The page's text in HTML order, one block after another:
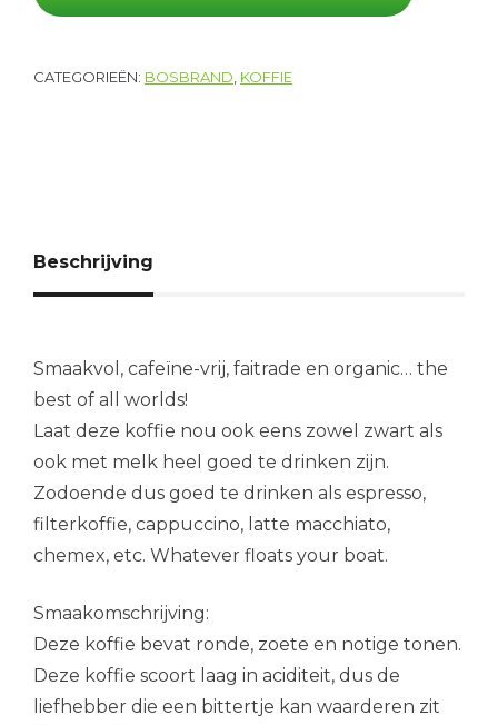
CATEGORIEËN: BOSBRAND KOFFIE
Beschrijving
Smaakvol, cafeïne-vrij, faitrade en organic… the
best of all worlds!
Laat deze koffie nou ook eens zowel zwart als
ook met melk heel goed te drinken zijn.
Zodoende dus goed te drinken als espresso,
filterkoffie, cappuccino, latte macchiato,
chemex, etc. Whatever floats your boat.
Smaakomschrijving:
Deze koffie bevat ronde, zoete en notige tonen.
Deze koffie scoort laag in aciditeit, dus de
liefhebber die een bittertje kan waarderen zit